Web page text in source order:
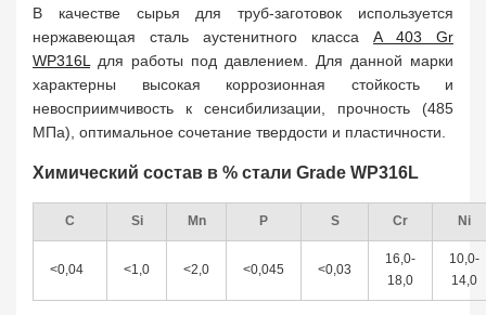
В качестве сырья для труб-заготовок используется
нержавеющая сталь аустенитного класса A 403 Gr
WP316L
для работы под давлением. Для данной марки
характерны высокая коррозионная стойкость и
невосприимчивость к сенсибилизации, прочность (485
МПа), оптимальное сочетание твердости и пластичности.
Химический состав в % стали Grade WP316L
C Si Mn P S Cr Ni
<0,04 <1,0 <2,0 <0,045 <0,03
16,0-
18,0
10,0-
14,0